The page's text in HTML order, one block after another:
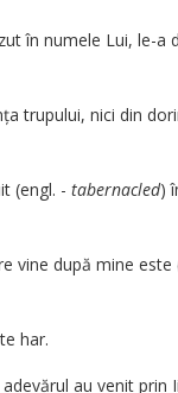
în numele Lui, le-a
trupului, nici din
(engl. - tabernacled)
vine ­după mine
har.
au venit prin